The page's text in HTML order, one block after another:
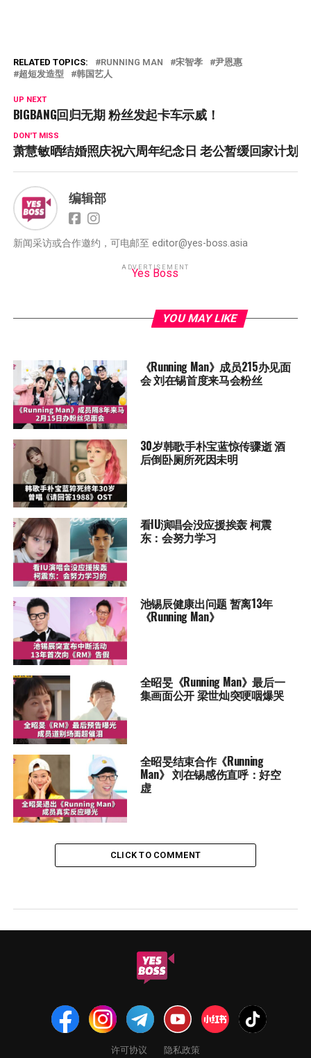
RELATED TOPICS: RUNNING MAN 宋智孝
尹恩惠
超短发造型
韩国艺人
UP NEXT
BIGBANG回归无期 粉丝发起卡车示威！
DON'T MISS
萧慧敏晒结婚照庆祝六周年纪念日 老公暂缓回家计划
编辑部
新闻采访或合作邀约，可电邮至 editor@yes-boss.asia
ADVERTISEMENT
Yes Boss
YOU MAY LIKE
《Running Man》成员215办见面
会 刘在锡首度来马会粉丝
30岁韩歌手朴宝蓝惊传骤逝 酒
后倒卧厕所死因未明
看IU演唱会没应援挨轰 柯震
东：会努力学习
池锡辰健康出问题 暂离13年
《Running Man》
全昭旻《Running Man》最后一
集画面公开 梁世灿突哽咽爆哭
全昭旻结束合作《Running
Man》 刘在锡感伤直呼：好空
虚
CLICK TO COMMENT
许可协议 隐私政策